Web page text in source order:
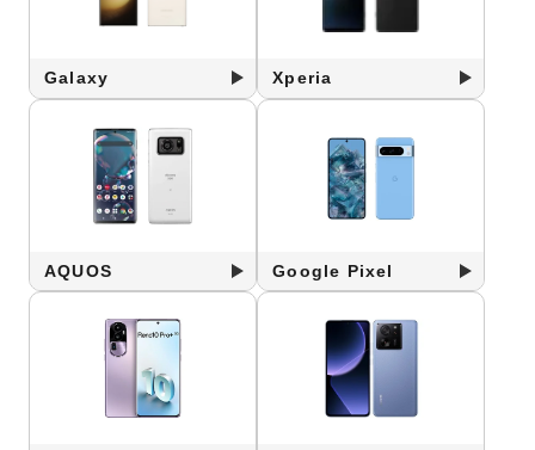
Galaxy Xperia
AQUOS Google Pixel